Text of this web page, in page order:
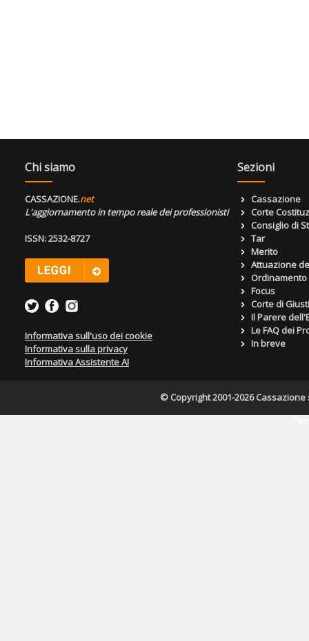
Chi siamo
CASSAZIONE.net
L'aggiornamento in tempo reale dei professionisti
ISSN: 2532-8727
Informativa sull'uso dei cookie
Informativa sulla privacy
Informativa Assistente AI
Sezioni
Cassazione
Corte
Consiglio di
Tar
Merito
Attuazione
Focus
Corte di
Il Parere
Le FAQ dei
In breve
© Copyright 2001-2026 Cassazione